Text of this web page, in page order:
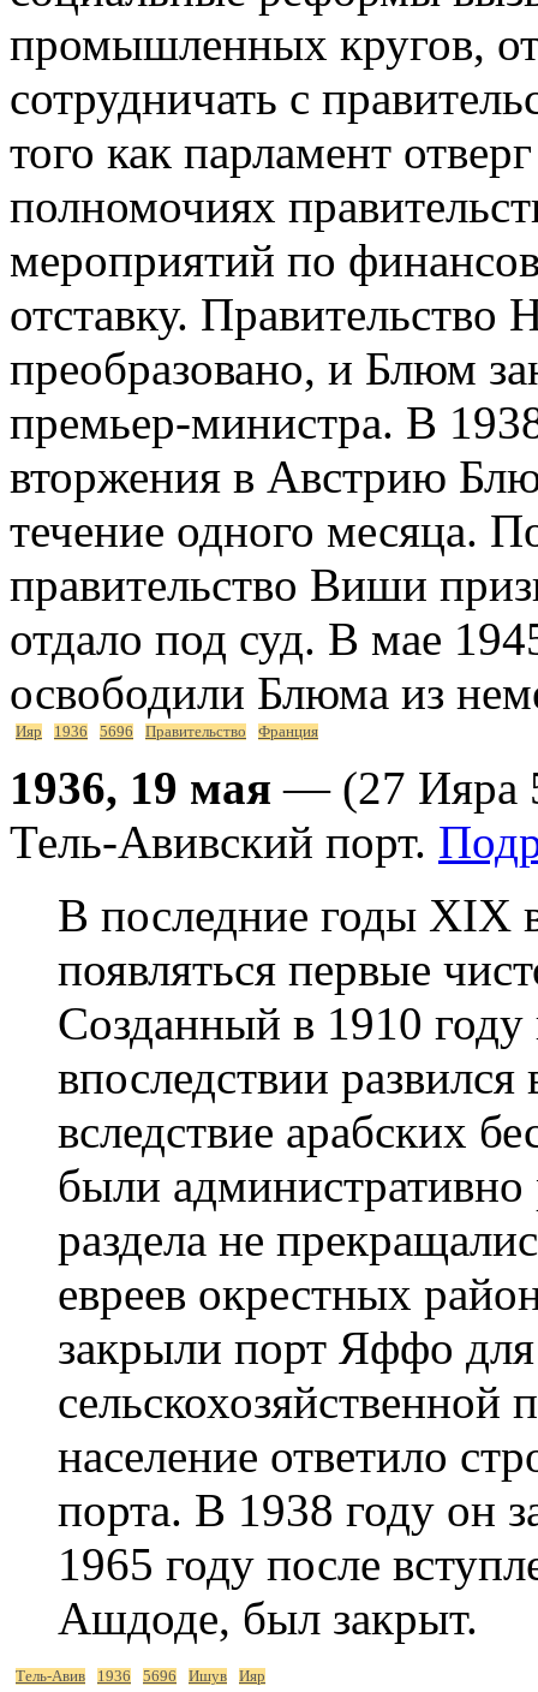
промышленных кругов,
сотрудничать с
того как парламент
полномочиях
мероприятий по
отставку.
преобразовано, и Блюм
премьер-министра. В
вторжения в Австрию
течение одного месяца.
правительство Виши
отдало под суд. В мае
освободили Блюма из
Ияр 1936 5696 Правительство Франция
1936, 19 мая — (27 Ияра
Тель-Авивский порт.
В последние годы XIX
появляться первые
Созданный в 1910 году
впоследствии
вследствие арабских
были административно
раздела не
евреев окрестных
закрыли порт Яффо для
сельскохозяйственной
население ответило
порта. В 1938 году он
1965 году после
Ашдоде, был закрыт.
Тель-Авив 1936 5696 Ишув Ияр